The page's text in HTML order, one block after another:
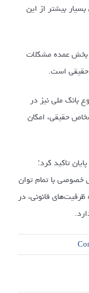
بیشتر از این
بخش عمده مشکلات
است.
بانک ملی نیز در
حقیقی، امکان
تاکید کرد:
خصوصی با تمام توان
قانونی، در